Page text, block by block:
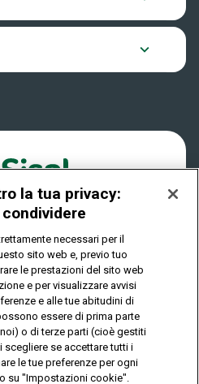
MINORI E PUÒ CAUSARE
PATOLOGICA
S.p.A. - P.I. 02433760135
Cookies
Mappa
del
la tua privacy:
necessari per il
sito web e, previo tuo
le prestazioni del sito web
e per visualizzare avvisi
e alle tue abitudini di
essere di prima parte
o di terze parti (cioè gestiti
scegliere se accettare tutti i
le tue preferenze per ogni
su "Impostazioni cookie".